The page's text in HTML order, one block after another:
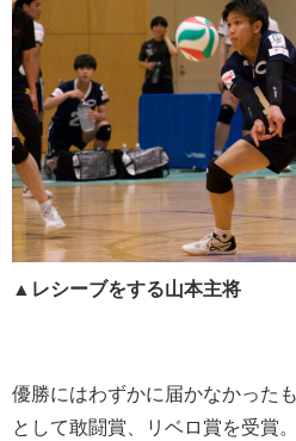
▲レシーブをする山本主将
優勝にはわずかに届かなかった
として敢闘賞、リベロ賞を受賞